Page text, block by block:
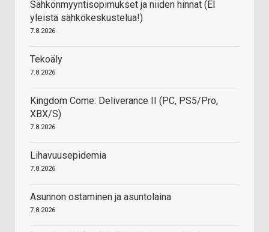
Sähkönmyyntisopimukset ja niiden hinnat (EI
yleistä sähkökeskustelua!)
7.8.2026
Tekoäly
7.8.2026
Kingdom Come: Deliverance II (PC, PS5/Pro,
XBX/S)
7.8.2026
Lihavuusepidemia
7.8.2026
Asunnon ostaminen ja asuntolaina
7.8.2026